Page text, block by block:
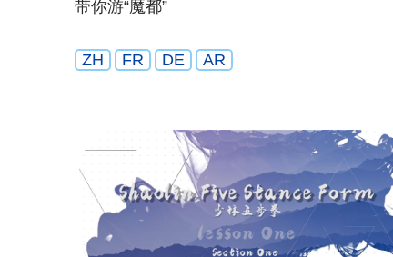
带你游“魔都”
ZH FR DE AR